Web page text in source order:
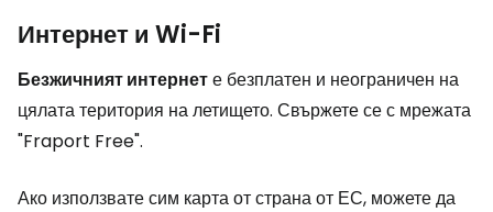
Интернет и Wi-Fi
Безжичният интернете безплатен и неограничен на
цялата територия на летището. Свържете се с мрежата
"Fraport Free".
Ако използвате сим карта от страна от ЕС, можете да